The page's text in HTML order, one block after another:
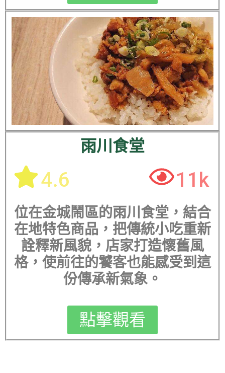
雨川食堂
4.6 11k
位在金城鬧區的雨川食堂，結合
在地特色商品，把傳統小吃重新
詮釋新風貌，店家打造懷舊風
格，使前往的饕客也能感受到這
份傳承新氣象。
點擊觀看